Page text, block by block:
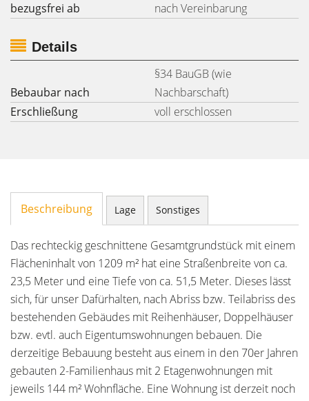
bezugsfrei ab
nach Vereinbarung
Details
Bebaubar nach
§34 BauGB (wie
Nachbarschaft)
Erschließung
voll erschlossen
Beschreibung Lage Sonstiges
Das rechteckig geschnittene Gesamtgrundstück mit einem
Flächeninhalt von 1209 m² hat eine Straßenbreite von ca.
23,5 Meter und eine Tiefe von ca. 51,5 Meter. Dieses lässt
sich, für unser Dafürhalten, nach Abriss bzw. Teilabriss des
bestehenden Gebäudes mit Reihenhäuser, Doppelhäuser
bzw. evtl. auch Eigentumswohnungen bebauen. Die
derzeitige Bebauung besteht aus einem in den 70er Jahren
gebauten 2-Familienhaus mit 2 Etagenwohnungen mit
jeweils 144 m² Wohnfläche. Eine Wohnung ist derzeit noch